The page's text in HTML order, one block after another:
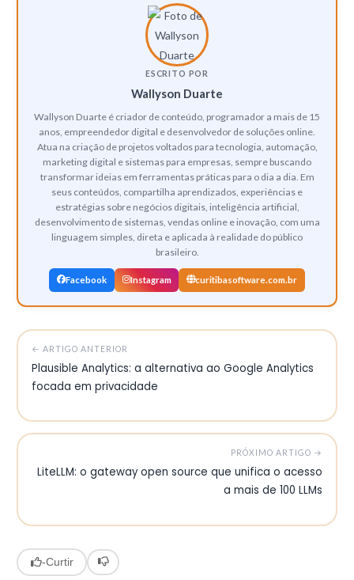
endereços que você digitou. O sistema volta a usar o DNS do
seu provedor sem nenhum efeito permanente.
ESCRITO POR
Wallyson Duarte
Wallyson Duarte é criador de conteúdo, programador a mais de 15
anos, empreendedor digital e desenvolvedor de soluções online.
Atua na criação de projetos voltados para tecnologia, automação,
marketing digital e sistemas para empresas, sempre buscando
transformar ideias em ferramentas práticas para o dia a dia. Em
seus conteúdos, compartilha aprendizados, experiências e
estratégias sobre negócios digitais, inteligência artificial,
desenvolvimento de sistemas, vendas online e inovação, com uma
linguagem simples, direta e aplicada à realidade do público
brasileiro.
Facebook Instagram curitibasoftware.com.br
← ARTIGO ANTERIOR
Plausible Analytics: a alternativa ao Google Analytics
focada em privacidade
PRÓXIMO ARTIGO →
LiteLLM: o gateway open source que unifica o acesso
a mais de 100 LLMs
-Curtir